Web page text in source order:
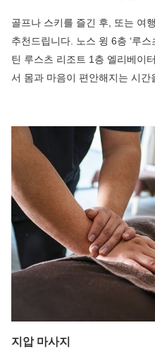
골프나 스키를 즐긴 후, 또는 여
추천드립니다. 노스 윙 6층 ‘루
틴 루스츠 리조트 1층 엘리베이
서 몸과 마음이 편안해지는 시간
지압 마사지